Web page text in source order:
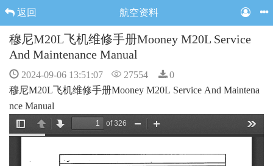
返回 航空资料
穆尼M20L飞机维修手册Mooney M20L Service
And Maintenance Manual
2024-09-06 13:51:07 27554
0
穆尼M20L飞机维修手册Mooney M20L Service And Maintena
nce Manual